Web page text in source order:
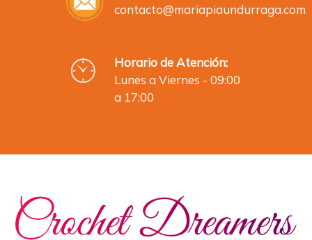
contacto@mariapiaundurraga.com
Horario de Atención:
Lunes a Viernes - 09:00
a 17:00